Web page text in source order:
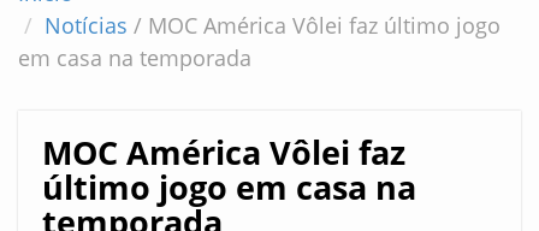
Notícias / MOC América Vôlei faz último jogo
em casa na temporada
MOC América Vôlei faz
último jogo em casa na